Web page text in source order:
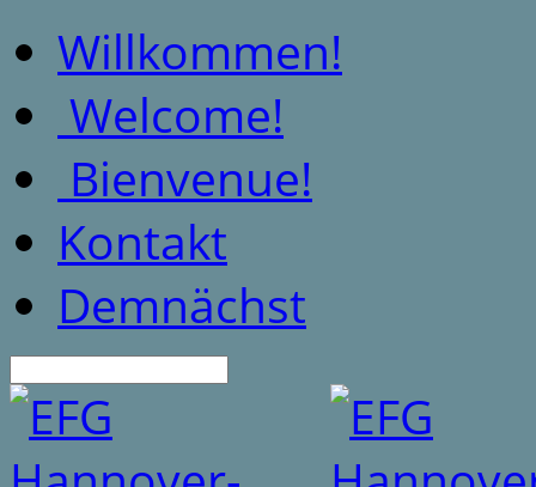
Willkommen!
Welcome!
Bienvenue!
Kontakt
Demnächst